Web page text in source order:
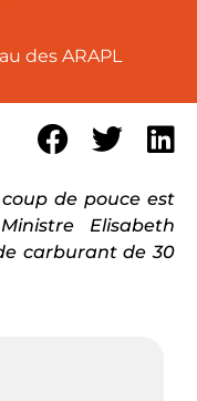
des ARAPL
de pouce est
Elisabeth
carburant de 30